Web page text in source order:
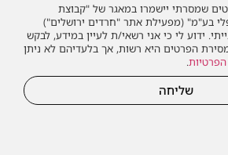
שמסרתי יישמרו במאגר של "קבוצת
בע"מ" (מפעילת אתר "חרדים ירושלים")
ידוע לי כי אני רשאי/ת לעיין במידע, לבקש
הפרטים היא רשות, אך בלעדיהם לא ניתן
הפרטיות.
שליחה